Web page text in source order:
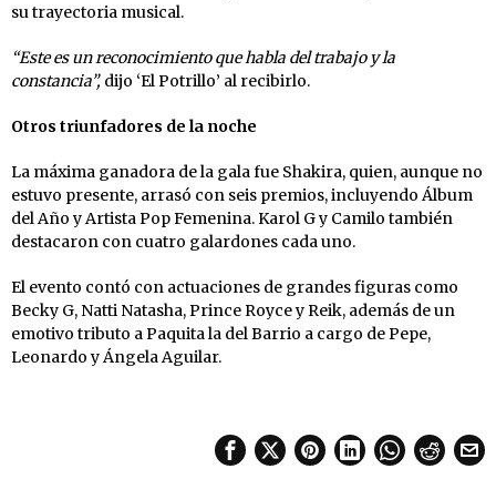
su trayectoria musical.
“Este es un reconocimiento que habla del trabajo y la
constancia”, dijo ‘El Potrillo’ al recibirlo.
Otros triunfadores de la noche
La máxima ganadora de la gala fue Shakira, quien, aunque no
estuvo presente, arrasó con seis premios, incluyendo Álbum
del Año y Artista Pop Femenina. Karol G y Camilo también
destacaron con cuatro galardones cada uno.
El evento contó con actuaciones de grandes figuras como
Becky G, Natti Natasha, Prince Royce y Reik, además de un
emotivo tributo a Paquita la del Barrio a cargo de Pepe,
Leonardo y Ángela Aguilar.